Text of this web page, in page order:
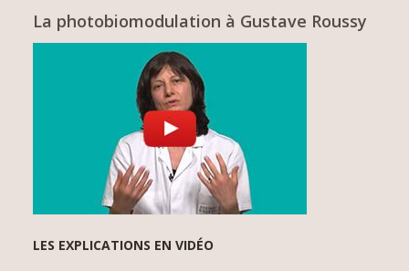
La photobiomodulation à Gustave Roussy
LES EXPLICATIONS EN VIDÉO